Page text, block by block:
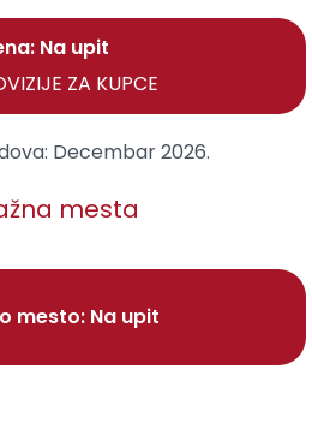
Na upit
ZA KUPCE
Decembar 2026.
mesta
mesto: Na upit